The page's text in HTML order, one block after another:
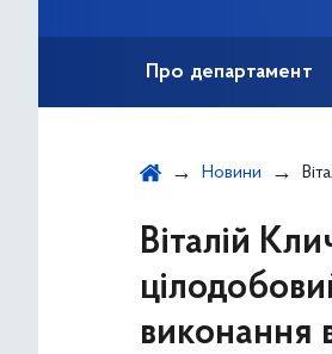
Про департамент
Новини Віталій
Віталій
виконання